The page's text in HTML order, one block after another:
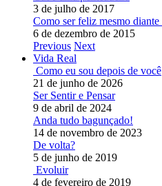
3 de julho de 2017
Como ser feliz mesmo
6 de dezembro de 2015
Previous Next
Vida Real
Como eu sou depois de você
21 de junho de 2026
Ser Sentir e Pensar
9 de abril de 2024
Anda tudo bagunçado!
14 de novembro de 2023
De volta?
5 de junho de 2019
Evoluir
4 de fevereiro de 2019